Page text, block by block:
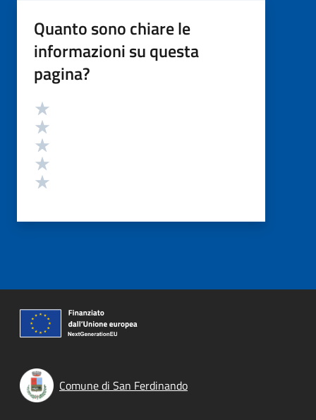
Quanto sono chiare le
informazioni su questa
pagina?
Valutazione
Comune di San Ferdinando